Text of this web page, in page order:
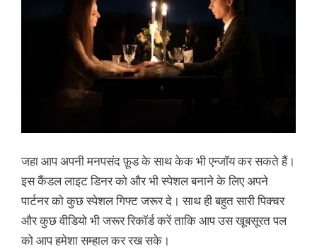
जहा आप अपनी मनपसंद फ़ूड के साथ केक भी एन्जॉय कर सकते हैं।
इस कैंडल लाइट डिनर को और भी स्पेशल बनाने के लिए अपने
पार्टनर को कुछ स्पेशल गिफ्ट जरूर दे। साथ ही बहुत सारी पिक्चर
और कुछ वीडियो भी जरूर रिकॉर्ड करें ताकि आप उस खूबसूरत पल
को आप हमेशा सम्हाल कर रख सके।